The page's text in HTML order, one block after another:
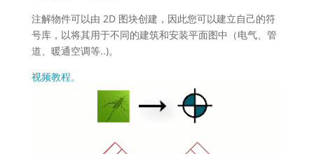
注解物件可以由 2D 图块创建，因此您可以建立自己的符
号库，以将其用于不同的建筑和安装平面图中（电气、管
道、暖通空调等..)。
视频教程。